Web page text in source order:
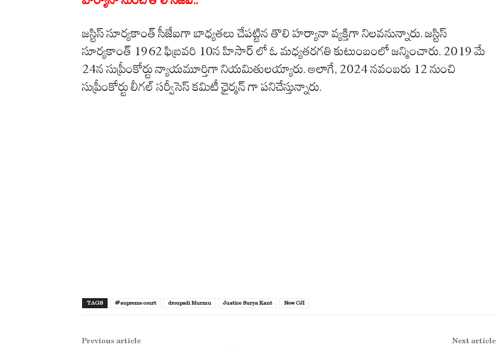
జస్టిస్‌ సూర్యకాంత్‌ సీజేఐగా బాధ్యతలు చేపట్టిన తొలి హర్యానా వ్యక్తిగా నిలవనున్నారు. జస్టిస్‌
సూర్యకాంత్‌ 1962 ఫిబ్రవరి 10న హిసార్‌ లో ఓ మధ్యతరగతి కుటుంబంలో జన్మించారు. 2019 మే
24న సుప్రీంకోర్టు న్యాయమూర్తిగా నియమితులయ్యారు. అలాగే, 2024 నవంబరు 12 నుంచి
సుప్రీంకోర్టు లీగల్‌ సర్వీసెస్‌ కమిటీ ఛైర్మన్‌ గా పనిచేస్తున్నారు.
TAGS #supreme court droupadi Murmu Justice Surya Kant New CJI
Previous article Next article